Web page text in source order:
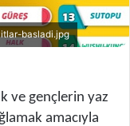
basladi.jpg
ve gençlerin yaz
amacıyla